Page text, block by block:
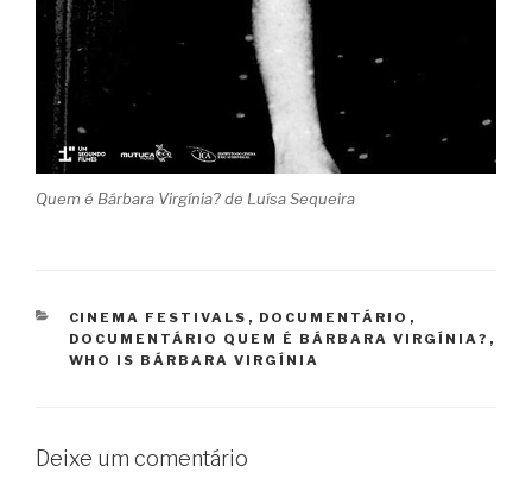
Quem é Bárbara Virgínia? de Luísa Sequeira
CATEGORIAS
CINEMA FESTIVALS , DOCUMENTÁRIO ,
DOCUMENTÁRIO QUEM É BÁRBARA VIRGÍNIA? ,
WHO IS BÁRBARA VIRGÍNIA
Deixe um comentário